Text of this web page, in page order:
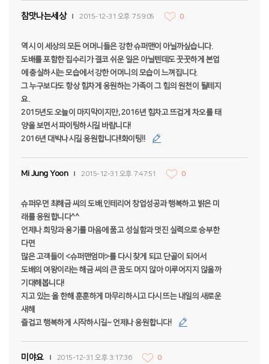
참맛나는세상 2015-12-31 오후 7:59:05 0
역시 이 세상의 모든 어머니들은 강한 슈퍼맨이 아닐까싶습니다.
도배를 포함한 집수리가 결코 쉬운 일은 아닐텐데도 꿋꿋하게 본업
에 충실하시는 모습에서 강한 어머니의 모습이 느껴집니다.
그 누구보다도 항상 힘차게 응원하는 가족이 그 힘의 원천이 될테지
요.
2015년도 오늘이 마지막이지만, 2016년 힘차고 뜨겁게 차오를 태
양을 보면서 파이팅하시길 바랍니다!
2016년 대박나시길 응원합니다!!화이팅!!
Mi Jung Yoon 2015-12-31 오후 7:47:51 0
슈퍼우먼 최해금 씨의 도배.인테리어 창업성공과 행복하고 밝은 미
래를 응원합니다^^
언제나 희망과 용기를 마음에 품고 성실함과 멋진 실력으로 승부한
다면
많은 고객들이 <슈퍼맨엄마>를 다시 찾게 되고 단골이 되어서
도배의 여왕이라는 해금 씨의 큰 꿈도 머지 않아 이루어지지 않을까
기대해봅니다!
지고 있는 올 한해 훈훈하게 마무리하시고 다시 뜨는 내일의 새로운
새해
즐겁고 행복하게 시작하시길~ 언제나 응원합니다!
미야요 2015-12-31 오후 3:17:36 0